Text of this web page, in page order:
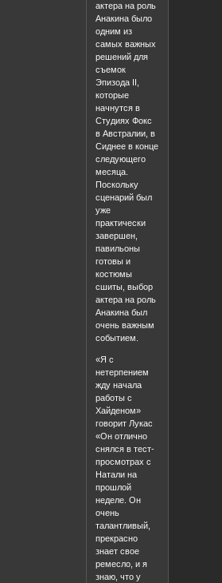
актера на роль
Анакина было
одним из
самых важных
решений для
съемок
Эпизода II,
которые
начнутся в
Студиях Фокс
в Австралии, в
Сиднее в конце
следующего
месяца.
Поскольку
сценарий был
уже
практически
завершен,
павильоны
готовы и
костюмы
сшиты, выбор
актера на роль
Анакина был
очень важным
событием.
«Я с
нетерпением
жду начала
работы с
Хайденом»
говорит Лукас
«Он отлично
снялся в тест-
просмотрах с
Натали на
прошлой
неделе. Он
очень
талантливый,
прекрасно
знает свое
ремесло, и я
знаю, что у